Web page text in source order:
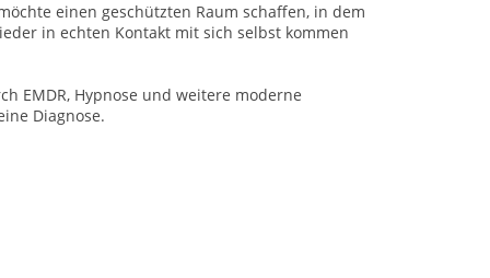
einen geschützten Raum schaffen, in dem
in echten Kontakt mit sich selbst kommen
EMDR, Hypnose und weitere moderne
Diagnose.